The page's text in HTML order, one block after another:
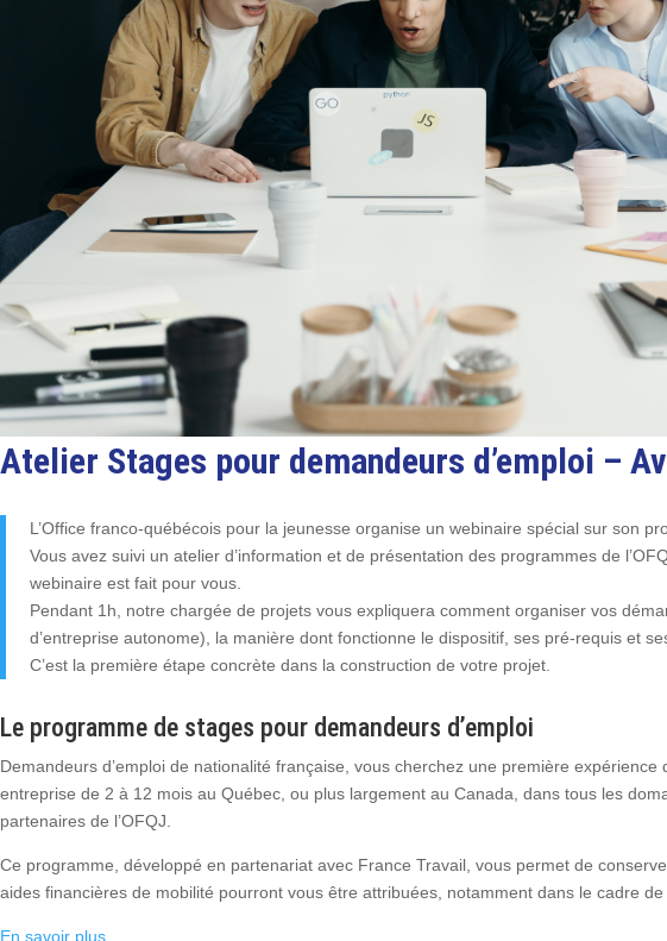
Atelier Stages pour demandeurs d’emploi –
L’Office franco-québécois pour la jeunesse organise un webinaire spécial sur son
Vous avez suivi un atelier d’information et de présentation des programmes de
webinaire est fait pour vous.
Pendant 1h, notre chargée de projets vous expliquera comment organiser vos
d’entreprise autonome), la manière dont fonctionne le dispositif, ses pré-requis et
C’est la première étape concrète dans la construction de votre projet.
Le programme de stages pour demandeurs d’emploi
Demandeurs d’emploi de nationalité française, vous cherchez une première
entreprise de 2 à 12 mois au Québec, ou plus largement au Canada, dans tous les
partenaires de l’OFQJ.
Ce programme, développé en partenariat avec France Travail, vous permet de
aides financières de mobilité pourront vous être attribuées, notamment dans le cadre
En savoir plus